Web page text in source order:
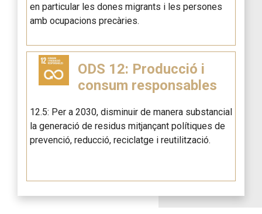
en particular les dones migrants i les persones
amb ocupacions precàries.
ODS 12: Producció i
consum responsables
12.5: Per a 2030, disminuir de manera substancial
la generació de residus mitjançant polítiques de
prevenció, reducció, reciclatge i reutilització.